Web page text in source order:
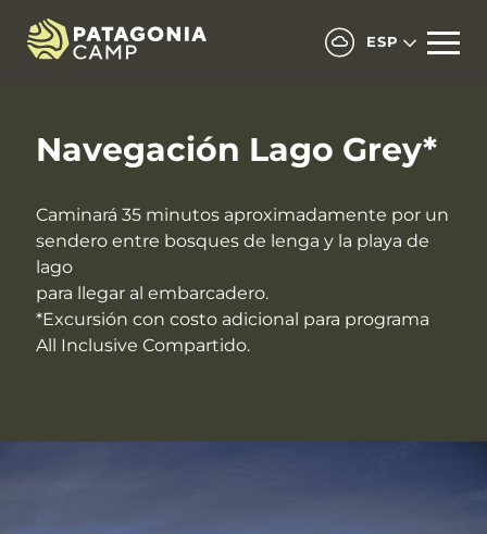
ESP
Navegación Lago Grey*
Caminará 35 minutos aproximadamente por un
sendero entre bosques de lenga y la playa de
lago
para llegar al embarcadero.
*Excursión con costo adicional para programa
All Inclusive Compartido.